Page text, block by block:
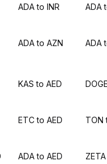
ADA to INR ADA
ADA to AZN ADA
KAS to AED
ETC to AED TON
ADA to AED